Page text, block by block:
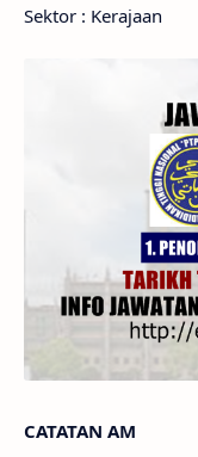
Sektor : Kerajaan
CATATAN AM